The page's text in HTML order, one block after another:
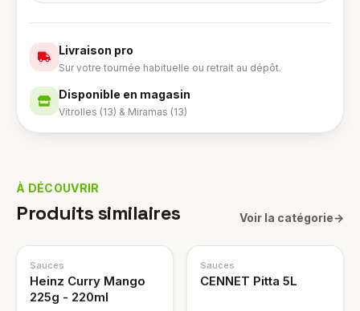
Livraison pro
Sur votre tournée habituelle ou retrait au dépôt.
Disponible en magasin
Vitrolles (13) & Miramas (13)
À DÉCOUVRIR
Produits similaires Voir la catégorie→
Sauces
Heinz Curry Mango
225g - 220ml
Sauces
CENNET Pitta 5L